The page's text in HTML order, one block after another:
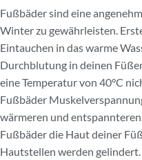
Fußbäder sind eine
Winter zu gewährleisten.
Eintauchen in das warme
Durchblutung in deinen
eine Temperatur von 40°C
Fußbäder
wärmeren und
Fußbäder die Haut deiner
Hautstellen werden